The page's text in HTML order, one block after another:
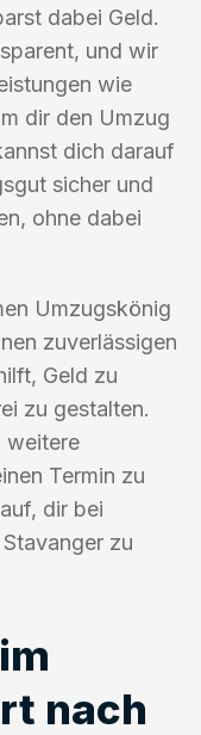
dabei Geld.
und wir
wie
dir den Umzug
dich darauf
sicher und
ohne dabei
Umzugskönig
zuverlässigen
Geld zu
zu gestalten.
weitere
Termin zu
dir bei
zu
nach